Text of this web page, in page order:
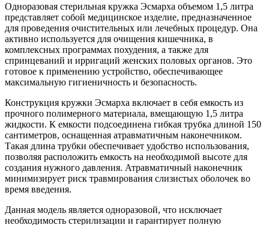
Одноразовая стерильная кружка Эсмарха объемом 1,5 литра
представляет собой медицинское изделие, предназначенное
для проведения очистительных или лечебных процедур. Она
активно используется для очищения кишечника, в
комплексных программах похудения, а также для
спринцеваний и ирригаций женских половых органов. Это
готовое к применению устройство, обеспечивающее
максимальную гигиеничность и безопасность.
Конструкция кружки Эсмарха включает в себя емкость из
прочного полимерного материала, вмещающую 1,5 литра
жидкости. К емкости подсоединена гибкая трубка длиной 150
сантиметров, оснащенная атравматичным наконечником.
Такая длина трубки обеспечивает удобство использования,
позволяя расположить емкость на необходимой высоте для
создания нужного давления. Атравматичный наконечник
минимизирует риск травмирования слизистых оболочек во
время введения.
Данная модель является одноразовой, что исключает
необходимость стерилизации и гарантирует полную